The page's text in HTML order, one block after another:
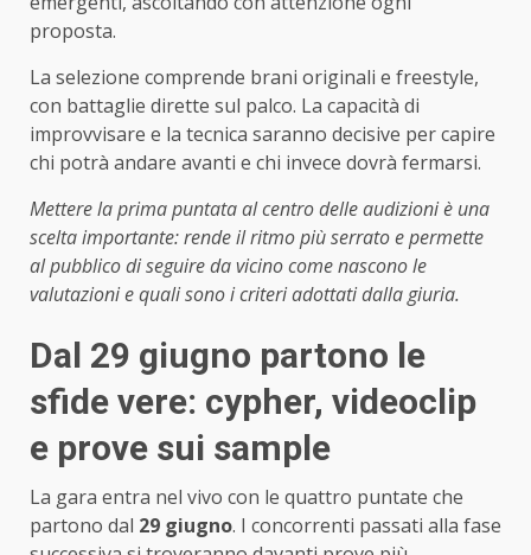
proposta.
La selezione comprende brani originali e freestyle,
con battaglie dirette sul palco. La capacità di
improvvisare e la tecnica saranno decisive per capire
chi potrà andare avanti e chi invece dovrà fermarsi.
Mettere la prima puntata al centro delle audizioni è una
scelta importante: rende il ritmo più serrato e permette
al pubblico di seguire da vicino come nascono le
valutazioni e quali sono i criteri adottati dalla giuria.
Dal 29 giugno partono le
sfide vere: cypher, videoclip
e prove sui sample
La gara entra nel vivo con le quattro puntate che
partono dal 29 giugno. I concorrenti passati alla fase